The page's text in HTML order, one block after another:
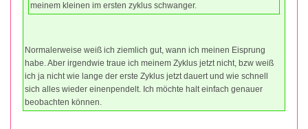
meinem kleinen im ersten zyklus schwanger.
Normalerweise weiß ich ziemlich gut, wann ich meinen Eisprung
habe. Aber irgendwie traue ich meinem Zyklus jetzt nicht, bzw weiß
ich ja nicht wie lange der erste Zyklus jetzt dauert und wie schnell
sich alles wieder einenpendelt. Ich möchte halt einfach genauer
beobachten können.